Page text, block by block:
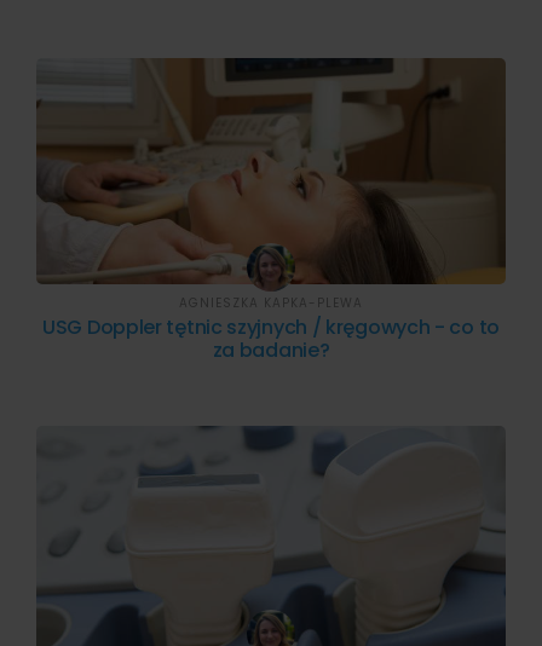
USG Doppler tętnic szyjnych / kręgowych - co to
za badanie?
AGNIESZKA KAPKA-PLEWA